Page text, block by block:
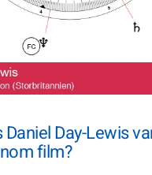
Day-Lewis
film?